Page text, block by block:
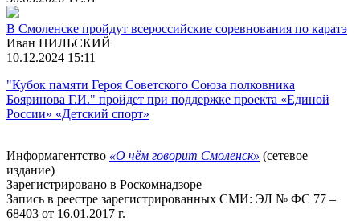
В Смоленске пройдут всероссийские соревнования по каратэ
Иван НИЛЬСКИЙ
10.12.2024 15:11
"Кубок памяти Героя Советского Союза полковника
Бояринова Г.И." пройдет при поддержке проекта «Единой
России» «Детский спорт»
Информагентство «О чём говорит Смоленск» (сетевое
издание)
Зарегистрировано в Роскомнадзоре
Запись в реестре зарегистрированных СМИ: ЭЛ № ФС 77 –
68403 от 16.01.2017 г.